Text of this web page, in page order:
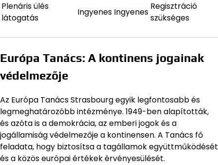
Plenáris ülés
látogatás
Ingyenes Ingyenes
Regisztráció
szükséges
Európa Tanács: A kontinens jogainak
védelmezője
Az Európa Tanács Strasbourg egyik legfontosabb és
legmeghatározóbb intézménye. 1949-ben alapították,
és azóta is a demokrácia, az emberi jogok és a
jogállamiság védelmezője a kontinensen. A Tanács fő
feladata, hogy biztosítsa a tagállamok együttműködését
és a közös európai értékek érvényesülését.